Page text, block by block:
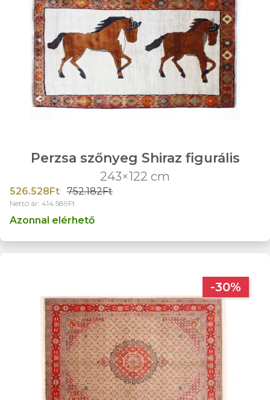
Perzsa szőnyeg Shiraz figurális
243×122 cm
526.528Ft 752.182Ft
Nettó ár: 414.589Ft
Azonnal elérhető
-30%